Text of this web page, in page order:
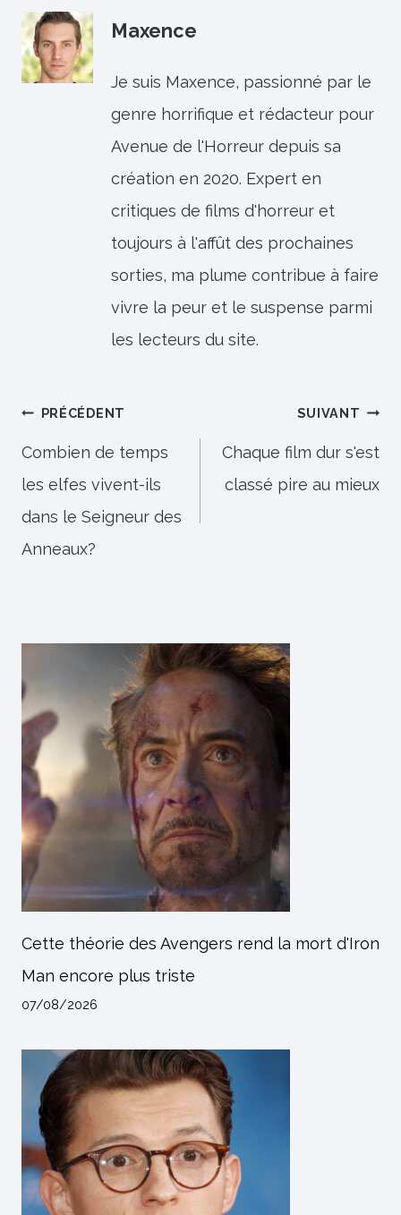
Maxence
Je suis Maxence, passionné par le
genre horrifique et rédacteur pour
Avenue de l'Horreur depuis sa
création en 2020. Expert en
critiques de films d'horreur et
toujours à l'affût des prochaines
sorties, ma plume contribue à faire
vivre la peur et le suspense parmi
les lecteurs du site.
Navigation
de
l’article
PRÉCÉDENT
Combien de temps
les elfes vivent-ils
dans le Seigneur des
Anneaux?
SUIVANT
Chaque film dur s'est
classé pire au mieux
Cette théorie des Avengers rend la mort d'Iron
Man encore plus triste
07/08/2026